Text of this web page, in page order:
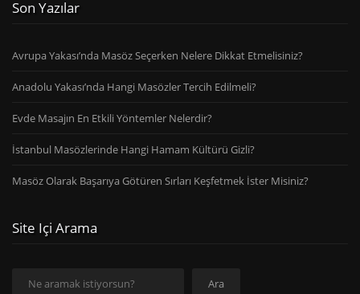
Son Yazılar
Avrupa Yakası’nda Masöz Seçerken Nelere Dikkat Etmelisiniz?
Anadolu Yakası’nda Hangi Masözler Tercih Edilmeli?
Evde Masajın En Etkili Yöntemler Nelerdir?
İstanbul Masözlerinde Hangi Hamam Kültürü Gizli?
Masöz Olarak Başarıya Götüren Sırları Keşfetmek İster Misiniz?
Site Içi Arama
Ara